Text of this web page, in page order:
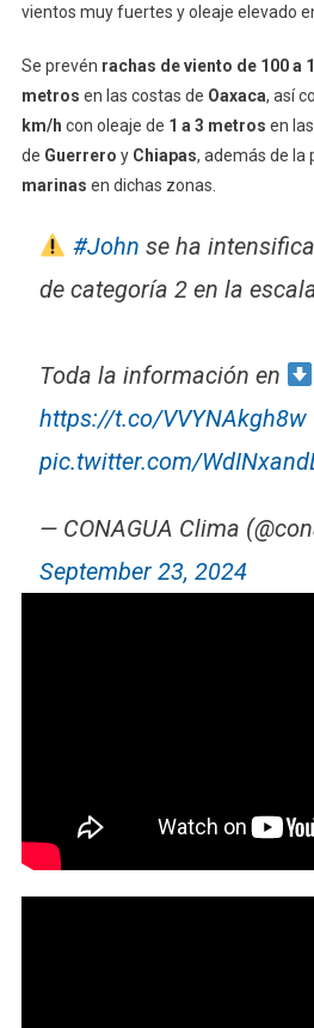
vientos muy fuertes y oleaje elevado
Se prevén rachas de viento de 100 a
metros en las costas de Oaxaca, así
km/h con oleaje de 1 a 3 metros en
de Guerrero y Chiapas, además de la
marinas en dichas zonas.
#John se ha
de categoría 2 en la
Toda la información en
https://t.co/VVYNAkgh8w
pic.twitter.com/
— CONAGUA Clima
September 23, 2024